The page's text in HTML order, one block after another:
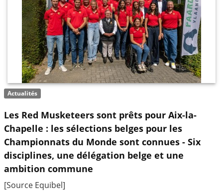
Actualités
Les Red Musketeers sont prêts pour Aix-la-
Chapelle : les sélections belges pour les
Championnats du Monde sont connues - Six
disciplines, une délégation belge et une
ambition commune
[Source Equibel]